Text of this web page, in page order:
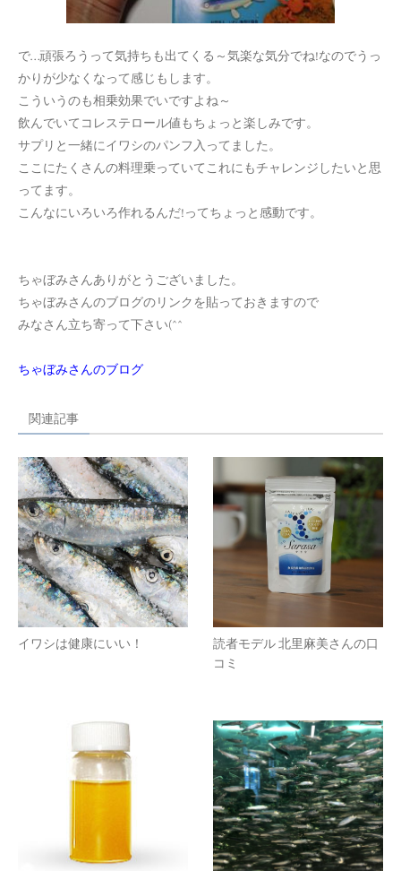
で…頑張ろうって気持ちも出てくる～気楽な気分でね!なのでうっ
かりが少なくなって感じもします。
こういうのも相乗効果でいですよね～
飲んでいてコレステロール値もちょっと楽しみです。
サプリと一緒にイワシのパンフ入ってました。
ここにたくさんの料理乗っていてこれにもチャレンジしたいと思
ってます。
こんなにいろいろ作れるんだ!ってちょっと感動です。
ちゃぼみさんありがとうございました。
ちゃぼみさんのブログのリンクを貼っておきますので
みなさん立ち寄って下さい(^^ゞ
ちゃぼみさんのブログ
関連記事
イワシは健康にいい！
読者モデル 北里麻美さんの口
コミ